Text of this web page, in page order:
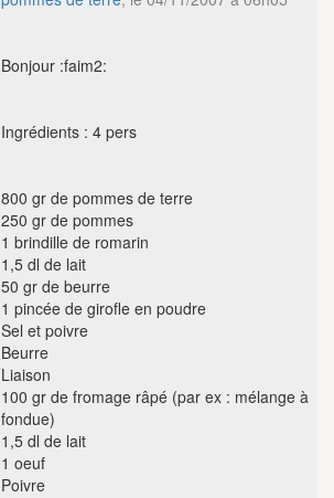
Bonjour :faim2:
Ingrédients : 4 pers
800 gr de pommes de terre
250 gr de pommes
1 brindille de romarin
1,5 dl de lait
50 gr de beurre
1 pincée de girofle en poudre
Sel et poivre
Beurre
Liaison
100 gr de fromage râpé (par ex : mélange à
fondue)
1,5 dl de lait
1 oeuf
Poivre